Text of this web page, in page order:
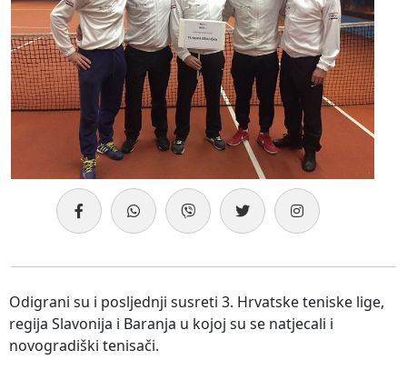
Odigrani su i posljednji susreti 3. Hrvatske teniske lige,
regija Slavonija i Baranja u kojoj su se natjecali i
novogradiški tenisači.